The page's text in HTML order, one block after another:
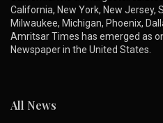
California, New York, New Jersey,
Milwaukee, Michigan, Phoenix,
Amritsar Times has emerged as
Newspaper in the United States.
All News